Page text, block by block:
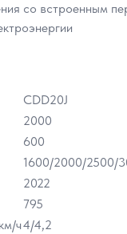
со встроенным
CDD20J
2000
600
1600/2000/2500/
2022
795
ч4/4,2